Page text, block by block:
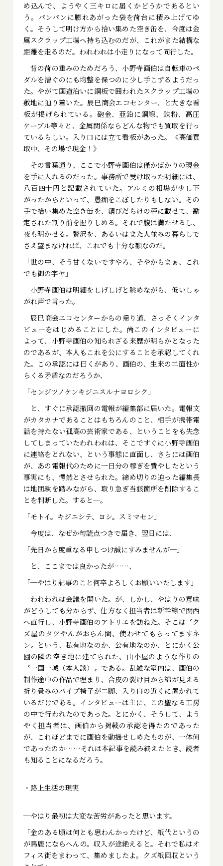
め込んで、ようやく三キロに届くかどうかであるとい
う。パンパンに膨れあがった袋を荷台に積み上げてゆ
く。そうして明け方から拾い集めた空き缶を、今度は金
属スクラップ工場へ持ち込むのだが、これがまた結構な
距離を走るのだ。われわれは小走りになって同行した。
背の荷の重みのためだろう、小野寺画伯は自転車のペ
ダルを漕ぐのにも均整を保つのに少し手こずるようだっ
た。やがて国道沿いに銅板で囲われたスクラップ工場の
敷地に辿り着いた。辰巳商会エコセンター、と大きな看
板が掲げられている。砲金、亜鉛に銅線、鉄粉、高圧
ケーブル等々と、金属関係ならどんな物でも買取を行っ
ているらしい。入り口には立て看板があった。《高価買
取中、その場で現金！》
その言葉通り、ここで小野寺画伯は僅かばかりの現金
を手に入れるのだった。事務所で受け取った明細には、
八百四十円と記載されていた。アルミの相場が少し下
がったからといって、愚痴をこぼしたりもしない。その
手で拾い集めた空き缶を、錆びだらけの秤に載せて、勘
定された割り前を握りしめる。それで腹は満たせるし、
夜も明かせる。贅沢を、あるいはまた人並みの暮らしで
さえ望まなければ、これでも十分な額なのだ。
「世の中、そう甘くないですやろ、そやからまぁ、これ
でも御の字ヤ」
小野寺画伯は明細をしげしげと眺めながら、低いしゃ
がれ声で言った。
辰巳商会エコセンターからの帰り道、さっそくインタ
ビューをはじめることにした。尚このインタビューに
よって、小野寺画伯の知られざる来歴が明らかとなった
のであるが、本人もこれを公にすることを承認してくれ
た。この承認には曰くがあり、画伯の、生来の二面性か
らくる矛盾なのだろうか、
「センジツノケンキジニスルナヨロシク」
と、すぐに承認撤回の電報が編集部に届いた。電報文
がカタカナであることはもちろんのこと、相手が携帯電
話を持たない孤高の芸術家である、ということをも失念
してしまっていたわれわれは、そこですぐに小野寺画伯
に連絡をとれない、という事態に直面し、さらには画伯
が、あの電報代のために一日分の稼ぎを費やしたという
事実にも、愕然とさせられた。締め切りの迫った編集長
は地団駄を踏みながら、取り急ぎ当該箇所を削除するこ
とを判断した。すると─。
「モトイ。キジニシテ、ヨシ。スミマセン」
今度は、なぜか句読点つきで届き、翌日には、
「先日から度重なる申しつけ誠にすみませんが─」
と、ここまでは良かったが……、
「─やはり記事のこと何卒よろしくお願いいたします」
われわれは会議を開いた。が、しかし、やはりの意味
がどうしても分からず、仕方なく担当者は新幹線で関西
へ直行し、小野寺画伯のアトリエを訪ねた。そこは〝ク
ズ屋のタツやんがおらん間、使わせてもらってますネ
ン〟という、私有地なのか、公有地なのか、とにかく公
園の隣の空き地に建てられた、山小屋のような作りの
〝一国一城（本人談）〟である。乱雑な室内は、画伯の
制作途中の作品で埋まり、合皮の裂け目から綿が見える
折り畳みのパイプ椅子が二脚、入り口の近くに置かれて
いるだけである。インタビューは主に、この聖なる工房
の中で行われたのであった。とにかく、そうして、よう
やく担当者は、画伯から掲載の承認を得たのであった
が、これほどまでに画伯を動揺せしめたものが、一体何
であったのか……それは本記事を読み終えたとき、読者
も知ることになるだろう。
・路上生活の現実
─やはり最初は大変な苦労があったと思います。
「金のある頃は何とも思わんかったけど、紙代というの
が馬鹿にならへんの。収入が途絶えると。それで私はオ
フィス街をまわって、集めましたよ。クズ紙回収という